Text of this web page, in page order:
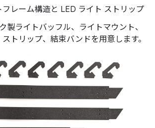
フレーム構造と LED ライト ストリップ
製ライトバッフル、ライトマウント、
トリップ、結束バンドを用意します。